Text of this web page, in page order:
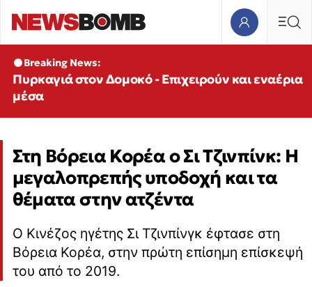
Breaking News:
Πυρκαγιά στον Δομοκό - Επιχειρούν και εναέρια
μέσα
Στη Βόρεια Κορέα ο Σι Τζινπίνκ: Η
μεγαλοπρεπής υποδοχή και τα
θέματα στην ατζέντα
Ο Κινέζος ηγέτης Σι Τζινπίνγκ έφτασε στη
Βόρεια Κορέα, στην πρώτη επίσημη επίσκεψή
του από το 2019.